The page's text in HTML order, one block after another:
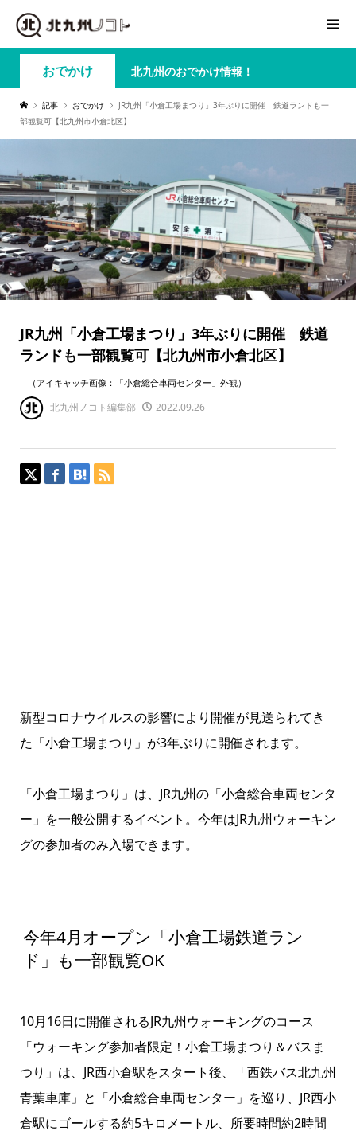
おでかけ 北九州のおでかけ情報！
記事 おでかけ
JR九州「小倉工場まつり」3年ぶりに開催 鉄道ランドも一
部観覧可【北九州市小倉北区】
JR九州「小倉工場まつり」3年ぶりに開催 鉄道
ランドも一部観覧可【北九州市小倉北区】
（アイキャッチ画像：「小倉総合車両センター」外観）
北九州ノコト編集部 2022.09.26
新型コロナウイルスの影響により開催が見送られてき
た「小倉工場まつり」が3年ぶりに開催されます。
「小倉工場まつり」は、JR九州の「小倉総合車両センタ
ー」を一般公開するイベント。今年はJR九州ウォーキン
グの参加者のみ入場できます。
今年4月オープン「小倉工場鉄道ラン
ド」も一部観覧OK
10月16日に開催されるJR九州ウォーキングのコース
「ウォーキング参加者限定！小倉工場まつり＆バスま
つり」は、JR西小倉駅をスタート後、「西鉄バス北九州
青葉車庫」と「小倉総合車両センター」を巡り、JR西小
倉駅にゴールする約5キロメートル、所要時間約2時間